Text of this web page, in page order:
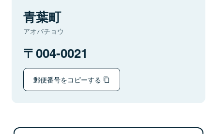
青葉町
アオバチョウ
004-0021
郵便番号をコピーする